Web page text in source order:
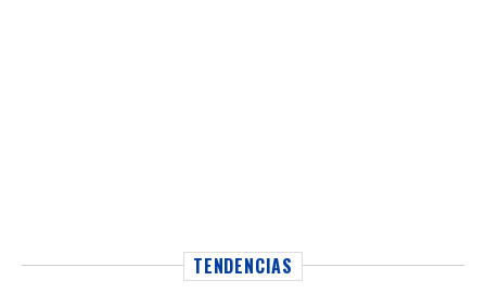
TENDENCIAS